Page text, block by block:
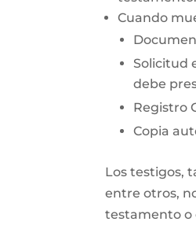
Cuando
Solicitud
debe
Registro
Copia
Los testigos,
entre otros,
testamento o